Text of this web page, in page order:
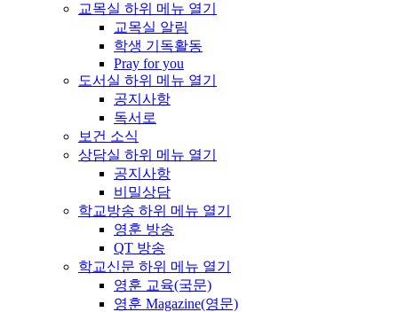
교목실 하위 메뉴 열기
교목실 알림
학생 기독활동
Pray for you
도서실 하위 메뉴 열기
공지사항
독서로
보건 소식
상담실 하위 메뉴 열기
공지사항
비밀상담
학교방송 하위 메뉴 열기
영훈 방송
QT 방송
학교신문 하위 메뉴 열기
영훈 교육(국문)
영훈 Magazine(영문)